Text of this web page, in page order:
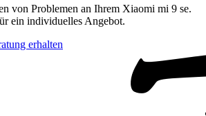
von Problemen an Ihrem Xiaomi mi 9 se.
ein individuelles Angebot.
erhalten